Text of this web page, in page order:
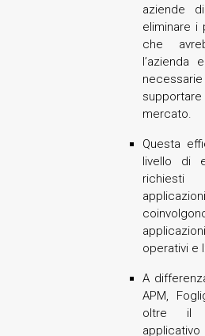
aziende
eliminare i
che
l’azienda
mercato.
Questa
livello di
operativi e
A
APM,
oltre il